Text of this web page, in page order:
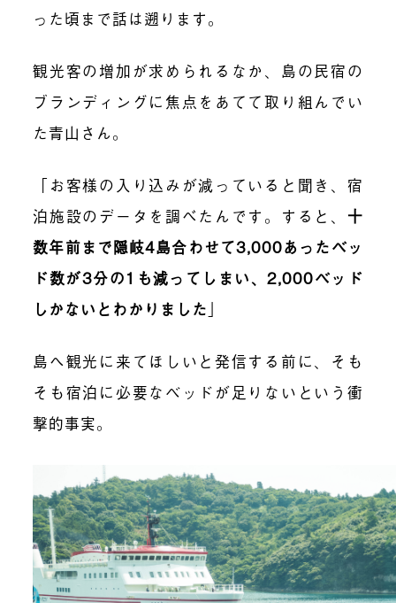
った頃まで話は遡ります。
観光客の増加が求められるなか、島の民宿の
ブランディングに焦点をあてて取り組んでい
た青山さん。
「お客様の入り込みが減っていると聞き、宿
泊施設のデータを調べたんです。すると、 十
数年前まで隠岐4島合わせて3,000あったベッ
ド数が3分の1も減ってしまい、2,000ベッド
しかないとわかりました 」
島へ観光に来てほしいと発信する前に、そも
そも宿泊に必要なベッドが足りないという衝
撃的事実。